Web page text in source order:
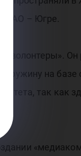
– Югре.
Он
на базе
так как